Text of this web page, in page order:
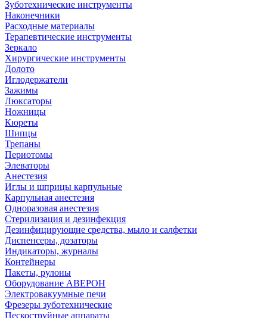
Зуботехнические инструменты
Наконечники
Расходные материалы
Терапевтические инструменты
Зеркало
Хирургические инструменты
Долото
Иглодержатели
Зажимы
Люксаторы
Ножницы
Кюреты
Шипцы
Трепаны
Периотомы
Элеваторы
Анестезия
Иглы и шприцы карпульные
Карпульная анестезия
Одноразовая анестезия
Стерилизация и дезинфекция
Дезинфицирующие средства, мыло и салфетки
Диспенсеры, дозаторы
Индикаторы, журналы
Контейнеры
Пакеты, рулоны
Оборудование АВЕРОН
Электровакуумные печи
Фрезеры зуботехнические
Пескоструйные аппараты